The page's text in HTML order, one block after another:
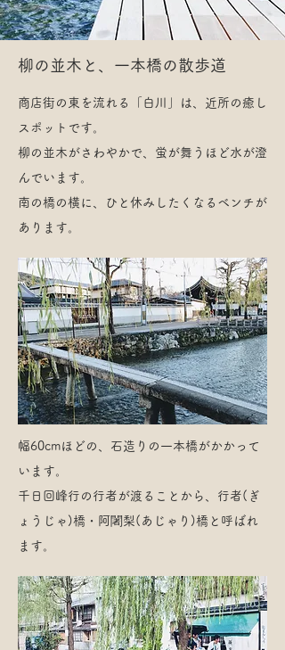
柳の並木と、一本橋の散歩道
商店街の東を流れる「白川」は、近所の癒し
スポットです。
柳の並木がさわやかで、蛍が舞うほど水が澄
んでいます。
南の橋の横に、ひと休みしたくなるベンチが
あります。
幅60cmほどの、石造りの一本橋がかかって
います。
千日回峰行の行者が渡ることから、行者(ぎ
ょうじゃ)橋・阿闍梨(あじゃり)橋と呼ばれ
ます。